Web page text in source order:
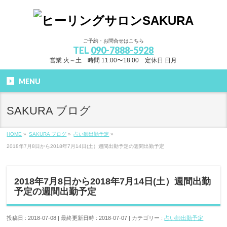
ご予約・お問合せはこちら
TEL 090-7888-5928
営業 火～土 時間 11:00〜18:00 定休日 日月
MENU
SAKURA ブログ
HOME » SAKURA ブログ » 占い師出勤予定 »
2018年7月8日から2018年7月14日(土）週間出勤予定の週間出勤予定
2018年7月8日から2018年7月14日(土）週間出勤
予定の週間出勤予定
投稿日 : 2018-07-08 最終更新日時 : 2018-07-07 カテゴリー :占い師出勤予定